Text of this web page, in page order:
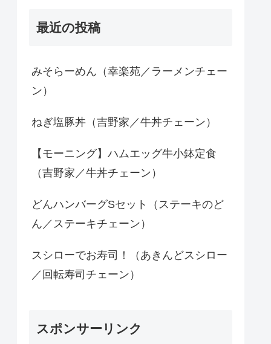
最近の投稿
みそらーめん（幸楽苑／ラーメンチェー
ン）
ねぎ塩豚丼（吉野家／牛丼チェーン）
【モーニング】ハムエッグ牛小鉢定食
（吉野家／牛丼チェーン）
どんハンバーグSセット（ステーキのど
ん／ステーキチェーン）
スシローでお寿司！（あきんどスシロー
／回転寿司チェーン）
スポンサーリンク